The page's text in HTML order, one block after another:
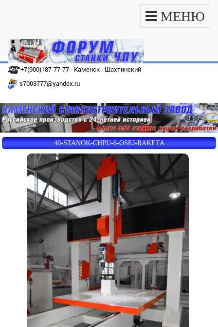
МЕНЮ
+7(900)187-77-77 - Каменск - Шахтинский
s7003777@yandex.ru
40-STANOK-CHPU-6-OSEJ-RAKETA